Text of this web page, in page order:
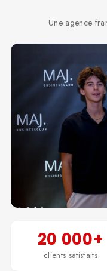
Une agence
20 000+
clients satisfaits